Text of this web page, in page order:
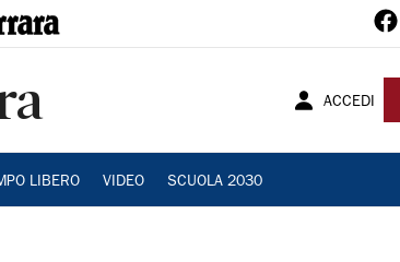
ACCEDI
LIBERO VIDEO SCUOLA 2030